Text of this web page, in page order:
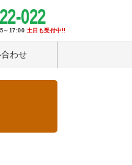
022
～17:00 土日も受付中!!
わせ